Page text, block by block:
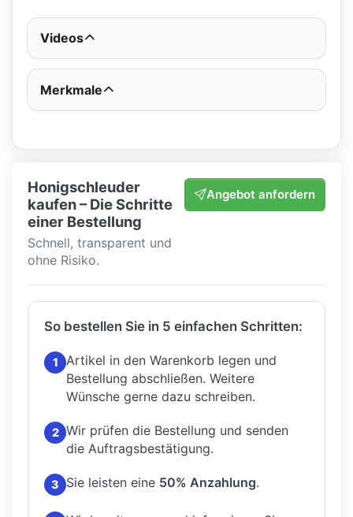
Videos
Merkmale
Honigschleuder
kaufen – Die Schritte
einer Bestellung
Schnell, transparent und
ohne Risiko.
Angebot anfordern
So bestellen Sie in 5 einfachen Schritten:
1
Artikel in den Warenkorb legen und
Bestellung abschließen. Weitere
Wünsche gerne dazu schreiben.
2 Wir prüfen die Bestellung und senden
die Auftragsbestätigung.
3 Sie leisten eine 50% Anzahlung.